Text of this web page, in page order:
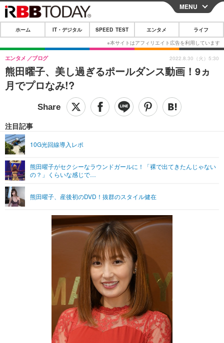
CLOSE
ホーム
IT・デジタル
IT・デジタルTOP スマートフォン
ネタ
ショッピング その他
SPEED TEST
エンタメTOP 映画・ドラマ
グラビア
ショッピング
ライフTOP
その他
リリース一覧
プッシュ通知の停止方法
MENU
ホーム IT・デジタル SPEED TEST エンタメ ライフ
熊田曜子、美し過ぎるポールダンス動画！9ヵ
月でプロなみ!?
エンタメ ブログ
注目記事
10G光回線導入レポ
熊田曜子がセクシーなラウンドガールに！「裸で出てきたんじゃない
の？」くらいな感じで…
熊田曜子、産後初のDVD！抜群のスタイル健在
2022.8.30（火）5:30